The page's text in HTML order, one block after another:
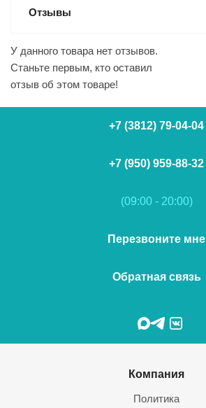
Отзывы
У данного товара нет отзывов.
Станьте первым, кто оставил
отзыв об этом товаре!
+7 (3812) 79-04-04
+7 (950) 959-88-32
(09:00 - 20:00)
Перезвоните мне
Обратная связь
Компания
Политика